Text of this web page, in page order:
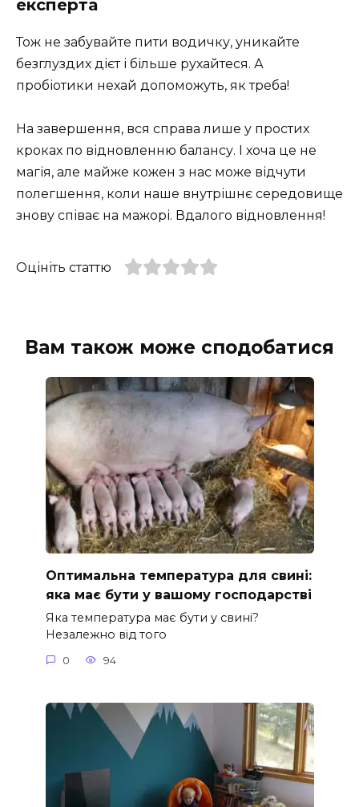
експерта
Тож не забувайте пити водичку, уникайте
безглуздих дієт і більше рухайтеся. А
пробіотики нехай допоможуть, як треба!
На завершення, вся справа лише у простих
кроках по відновленню балансу. І хоча це не
магія, але майже кожен з нас може відчути
полегшення, коли наше внутрішнє середовище
знову співає на мажорі. Вдалого відновлення!
Оцініть статтю
Вам також може сподобатися
Оптимальна температура для свині:
яка має бути у вашому господарстві
Яка температура має бути у свині?
Незалежно від того
0 94